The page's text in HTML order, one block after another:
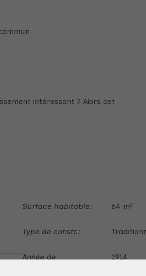
intéressant ? Alors cet
Surface habitable: 64 m²
Type de constr.:
Année de
1914